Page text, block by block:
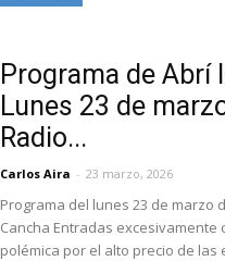
Programa de Abrí
Lunes 23 de
Radio...
Carlos Aira - 23 marzo, 2026
Programa del lunes 23 de marzo
Cancha Entradas excesivamente
polémica por el alto precio de las